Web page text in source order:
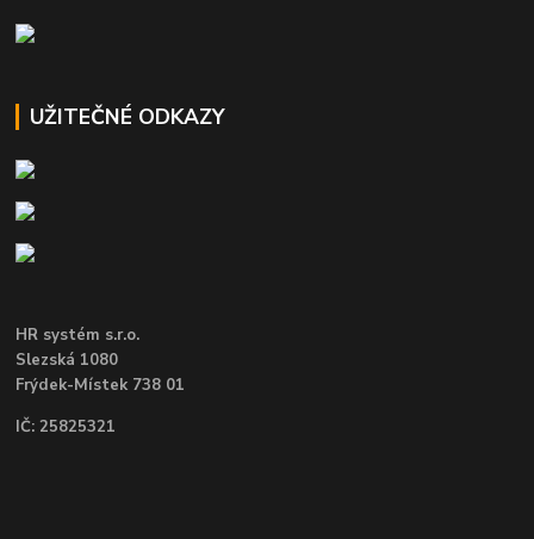
UŽITEČNÉ ODKAZY
HR systém s.r.o.
Slezská 1080
Frýdek-Místek 738 01
IČ: 25825321